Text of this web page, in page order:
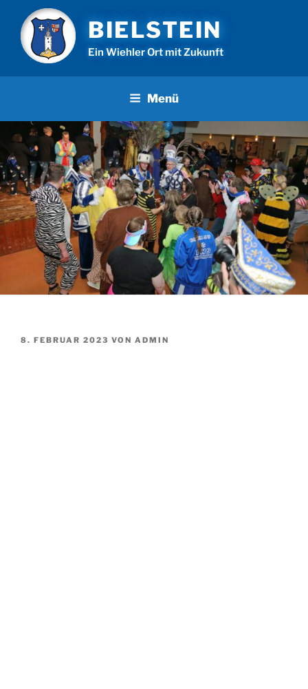
Inhalt
springen
BIELSTEIN
Ein Wiehler Ort mit Zukunft
Menü
VERÖFFENTLICHT
8. FEBRUAR 2023 VON ADMIN